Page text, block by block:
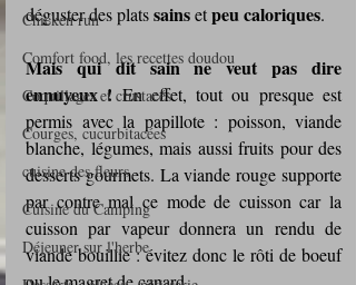
Chicken run
Comfort food, les recettes doudou
Coquillages et crustacés
Courges, cucurbitacées
cuisine des fleurs
Cuisine du Camping
Déjeuner sur l'herbe
déguster des plats sains et peu caloriques.
Mais qui dit sain ne veut pas dire
ennuyeux ! En effet, tout ou presque est
permis avec la papillote : poisson, viande
blanche, légumes, mais aussi fruits pour des
desserts gourmets. La viande rouge supporte
par contre mal ce mode de cuisson car la
cuisson par vapeur donnera un rendu de
viande bouillie : évitez donc le rôti de boeuf